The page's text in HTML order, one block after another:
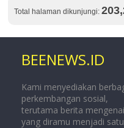
Total halaman dikunjungi:
BEENEWS.ID
Kami menyediakan
perkembangan sosial,
terutama berita
yang diramu menjadi